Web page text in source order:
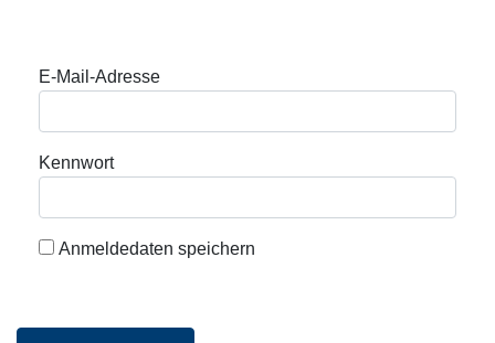
Anmeldung
E-Mail-Adresse
Kennwort
Anmeldedaten speichern